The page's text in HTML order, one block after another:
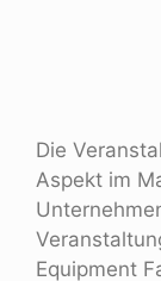
Die
Aspekt im
Equipment